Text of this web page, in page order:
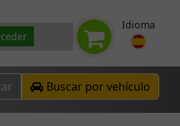
Idioma
Buscar por vehículo